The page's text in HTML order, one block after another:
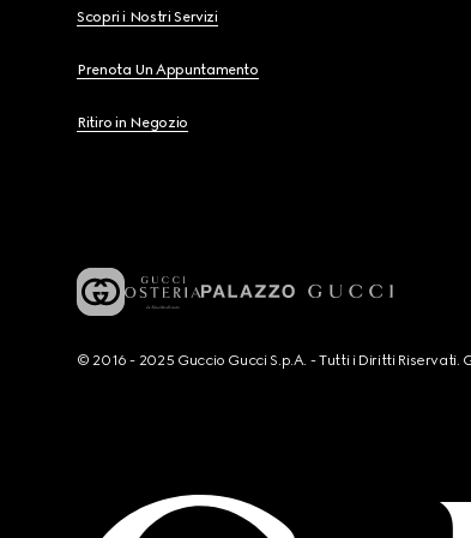
Scopri i Nostri Servizi
Prenota Un Appuntamento
Ritiro in Negozio
© 2016 - 2025 Guccio Gucci S.p.A. - Tutti i Diritti